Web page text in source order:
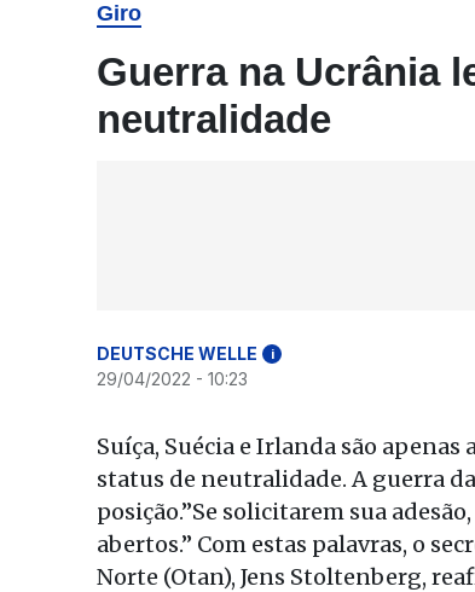
Giro
Guerra na Ucrânia
neutralidade
DEUTSCHE WELLE i
29/04/2022 - 10:23
Suíça, Suécia e Irlanda são
status de neutralidade. A guerra
posição.”Se solicitarem sua
abertos.” Com estas palavras, o
Norte (Otan), Jens Stoltenberg,